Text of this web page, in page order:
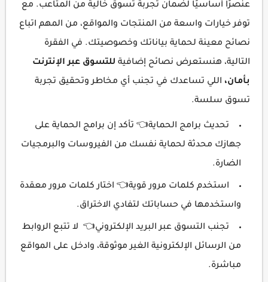
عنصرًا أساسيًا لضمان تجربة تسوق خالية من المتاعب. مع
توفر خيارات واسعة من المنتجات والمواقع، من المهم اتباع
نصائح معينة لحماية بياناتك وخصوصيتك. في الفقرة
التالية، هنستعرض نصائح إضافية للتسوق عبر الإنترنت
بأمان، اللي تساعدك في تجنب أي مخاطر وتحقيق تجربة
تسوق سلسة.
تحديث برامج الحماية👈 تأكد إن برامج الحماية على
جهازك محدثة لحماية نفسك من الفيروسات والبرمجيات
الضارة.
استخدم كلمات مرور قوية👈 اختار كلمات مرور معقدة
واستخدمها في حساباتك لتفادي الاختراق.
تجنب التسوق عبر البريد الإلكتروني👈 لا تتبع الروابط
من الرسائل الإلكترونية الغير موثوقة، وادخل على المواقع
مباشرة.